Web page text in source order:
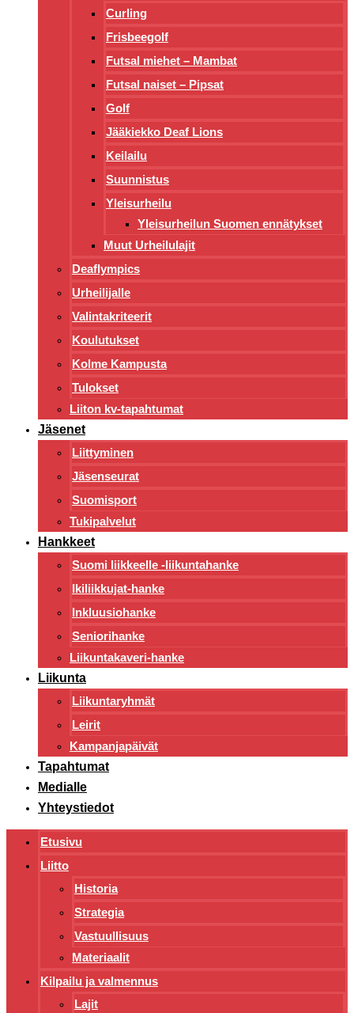
Curling
Frisbeegolf
Futsal miehet – Mambat
Futsal naiset – Pipsat
Golf
Jääkiekko Deaf Lions
Keilailu
Suunnistus
Yleisurheilu
Yleisurheilun Suomen ennätykset
Muut Urheilulajit
Deaflympics
Urheilijalle
Valintakriteerit
Koulutukset
Kolme Kampusta
Tulokset
Liiton kv-tapahtumat
Jäsenet
Liittyminen
Jäsenseurat
Suomisport
Tukipalvelut
Hankkeet
Suomi liikkeelle -liikuntahanke
Ikiliikkujat-hanke
Inkluusiohanke
Seniorihanke
Liikuntakaveri-hanke
Liikunta
Liikuntaryhmät
Leirit
Kampanjapäivät
Tapahtumat
Medialle
Yhteystiedot
Etusivu
Liitto
Historia
Strategia
Vastuullisuus
Materiaalit
Kilpailu ja valmennus
Lajit